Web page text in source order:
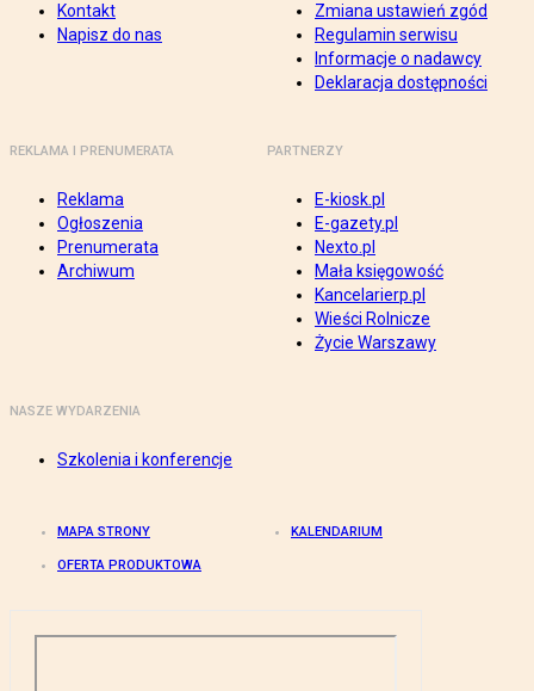
Kontakt
Napisz do nas
Zmiana ustawień zgód
Regulamin serwisu
Informacje o nadawcy
Deklaracja dostępności
REKLAMA I PRENUMERATA
Reklama
Ogłoszenia
Prenumerata
Archiwum
PARTNERZY
E-kiosk.pl
E-gazety.pl
Nexto.pl
Mała księgowość
Kancelarierp.pl
Wieści Rolnicze
Życie Warszawy
NASZE WYDARZENIA
Szkolenia i konferencje
MAPA STRONY KALENDARIUM
OFERTA PRODUKTOWA